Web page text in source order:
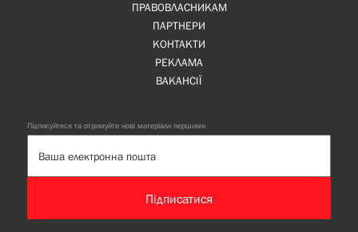
ПРАВОВЛАСНИКАМ
ПАРТНЕРИ
КОНТАКТИ
РЕКЛАМА
ВАКАНСІЇ
Підписуйтеся та отримуйте нові матеріали першими
Підписатися